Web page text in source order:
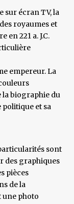
sur écran TV, la
royaumes et
221 a. J.C.
empereur. La
la biographie du
politique et sa
sont
des graphiques
pièces
de la
une photo